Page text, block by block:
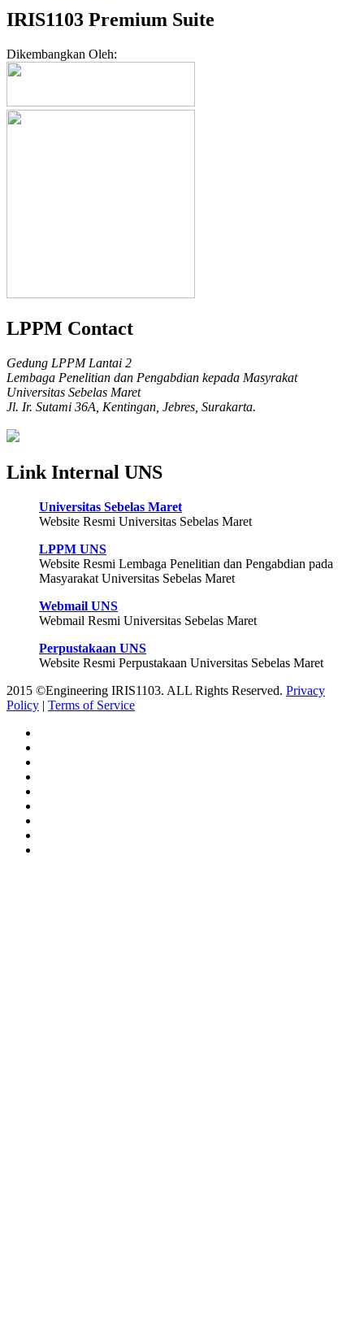
IRIS1103 Premium Suite
Dikembangkan Oleh:
LPPM Contact
Gedung LPPM Lantai 2
Lembaga Penelitian dan Pengabdian kepada Masyrakat
Universitas Sebelas Maret
Jl. Ir. Sutami 36A, Kentingan, Jebres, Surakarta.
Link Internal UNS
Universitas Sebelas Maret
Website Resmi Universitas Sebelas Maret
LPPM UNS
Website Resmi Lembaga Penelitian dan Pengabdian pada
Masyarakat Universitas Sebelas Maret
Webmail UNS
Webmail Resmi Universitas Sebelas Maret
Perpustakaan UNS
Website Resmi Perpustakaan Universitas Sebelas Maret
2015 ©Engineering IRIS1103. ALL Rights Reserved. Privacy
Policy | Terms of Service